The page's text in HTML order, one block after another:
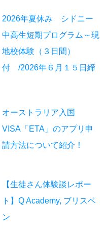
2026年夏休み シドニー
中高生短期プログラム～現
地校体験（３日間）
付 /2026年６月１５日締
オーストラリア入国
VISA「ETA」のアプリ申
請方法について紹介！
【生徒さん体験談レポー
ト】Q Academy, ブリスベ
ン